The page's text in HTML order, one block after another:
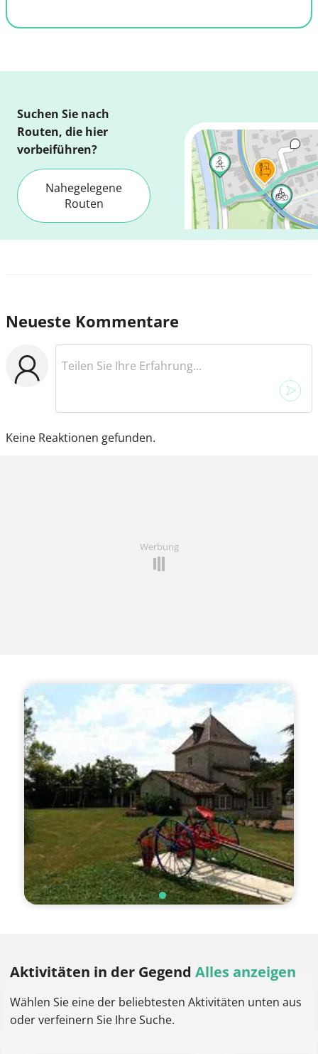
Suchen Sie nach
Routen, die hier
vorbeiführen?
Nahegelegene
Routen
Neueste Kommentare
Keine Reaktionen gefunden.
Werbung
Aktivitäten in der Gegend Alles anzeigen
Wählen Sie eine der beliebtesten Aktivitäten unten aus
oder verfeinern Sie Ihre Suche.